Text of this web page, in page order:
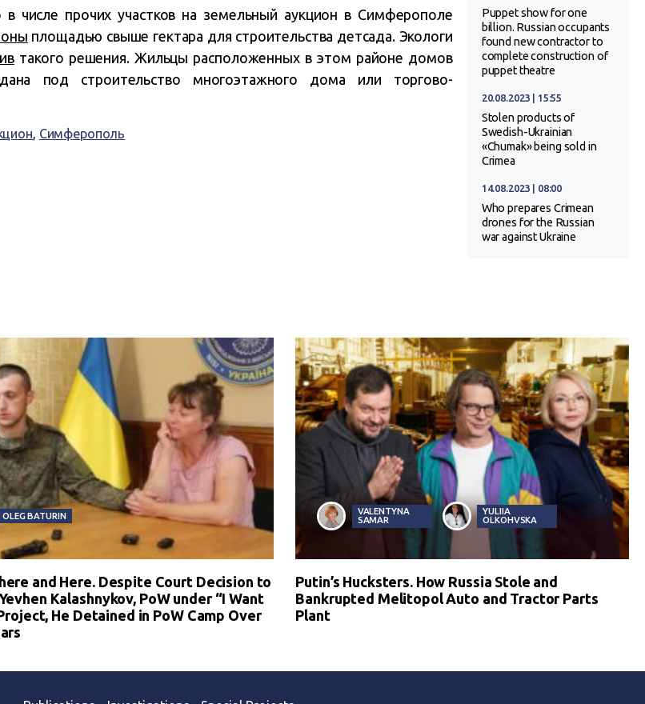
числе прочих участков на земельный аукцион в Симферополе
площадью свыше гектара для строительства детсада. Экологи
такого решения. Жильцы расположенных в этом районе домов
под строительство многоэтажного дома или торгово-
, Симферополь
Puppet show for one
billion. Russian occupants
found new contractor to
complete construction of
puppet theatre
20.08.2023 | 15:55
Stolen products of
Swedish-Ukrainian
«Chumak» being sold in
Crimea
14.08.2023 | 08:00
Who prepares Crimean
drones for the Russian
war against Ukraine
OLEG BATURIN
and Here. Despite Court Decision to
Kalashnykov, PoW under “I Want
He Detained in PoW Camp Over
VALENTYNA
SAMAR
YULIIA
OLKOHVSKA
Putin’s Hucksters. How Russia Stole and
Bankrupted Melitopol Auto and Tractor Parts
Plant